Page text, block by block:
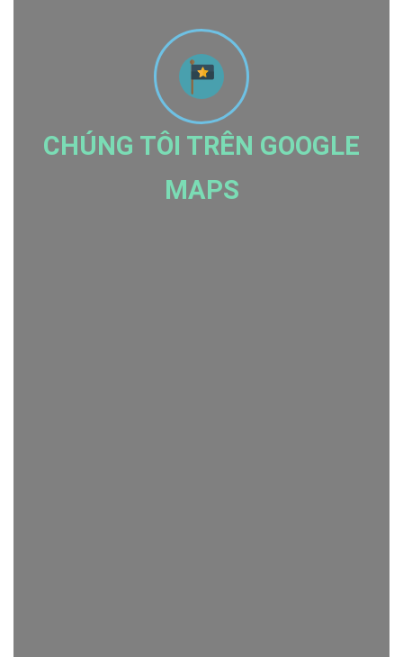
CHÚNG TÔI TRÊN GOOGLE
MAPS